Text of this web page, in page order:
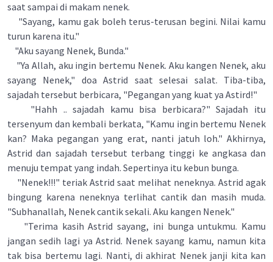
saat sampai di makam nenek.
"Sayang, kamu gak boleh terus-terusan begini. Nilai kamu
turun karena itu."
"Aku sayang Nenek, Bunda."
"Ya Allah, aku ingin bertemu Nenek. Aku kangen Nenek, aku
sayang Nenek," doa Astrid saat selesai salat. Tiba-tiba,
sajadah tersebut berbicara, "Pegangan yang kuat ya Astird!"
"Hahh .. sajadah kamu bisa berbicara?" Sajadah itu
tersenyum dan kembali berkata, "Kamu ingin bertemu Nenek
kan? Maka pegangan yang erat, nanti jatuh loh." Akhirnya,
Astrid dan sajadah tersebut terbang tinggi ke angkasa dan
menuju tempat yang indah. Sepertinya itu kebun bunga.
"Nenek!!!" teriak Astrid saat melihat neneknya. Astrid agak
bingung karena neneknya terlihat cantik dan masih muda.
"Subhanallah, Nenek cantik sekali. Aku kangen Nenek."
"Terima kasih Astrid sayang, ini bunga untukmu. Kamu
jangan sedih lagi ya Astrid. Nenek sayang kamu, namun kita
tak bisa bertemu lagi. Nanti, di akhirat Nenek janji kita kan